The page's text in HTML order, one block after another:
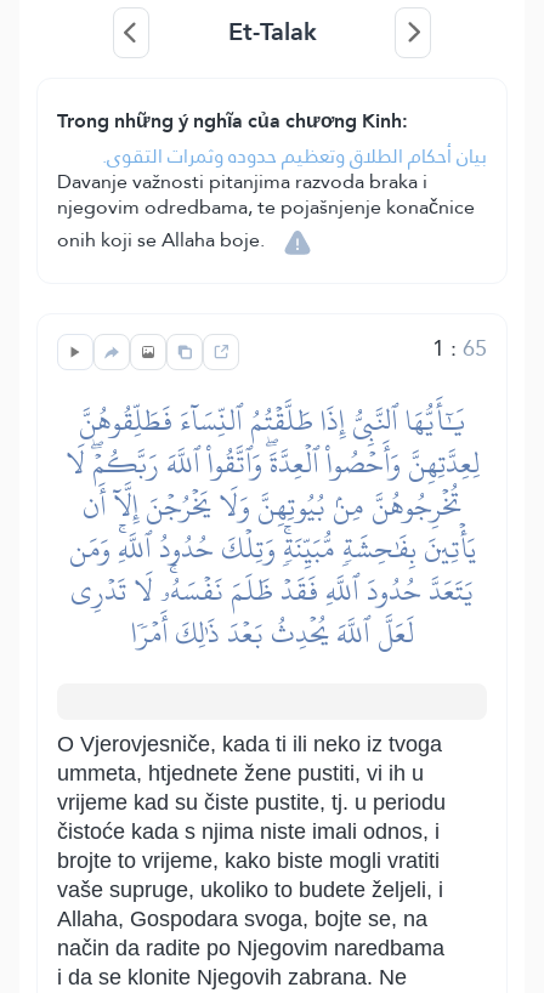
Et-Talak
Trong những ý nghĩa của chương Kinh:
بيان أحكام الطلاق وتعظيم حدوده وثمرات التقوى.
Davanje važnosti pitanjima razvoda braka i
njegovim odredbama, te pojašnjenje konačnice
onih koji se Allaha boje.
1 :65
يَٰٓأَيُّهَا ٱلنَّبِيُّ إِذَا طَلَّقۡتُمُ ٱلنِّسَآءَ فَطَلِّقُوهُنَّ
لِعِدَّتِهِنَّ وَأَحۡصُواْ ٱلۡعِدَّةَۖ وَٱتَّقُواْ ٱللَّهَ رَبَّكُمۡۖ لَا
تُخۡرِجُوهُنَّ مِنۢ بُيُوتِهِنَّ وَلَا يَخۡرُجۡنَ إِلَّآ أَن
يَأۡتِينَ بِفَٰحِشَةٖ مُّبَيِّنَةٖۚ وَتِلۡكَ حُدُودُ ٱللَّهِۚ وَمَن
يَتَعَدَّ حُدُودَ ٱللَّهِ فَقَدۡ ظَلَمَ نَفۡسَهُۥۚ لَا تَدۡرِي
لَعَلَّ ٱللَّهَ يُحۡدِثُ بَعۡدَ ذَٰلِكَ أَمۡرٗا
O Vjerovjesniče, kada ti ili neko iz tvoga
ummeta, htjednete žene pustiti, vi ih u
vrijeme kad su čiste pustite, tj. u periodu
čistoće kada s njima niste imali odnos, i
brojte to vrijeme, kako biste mogli vratiti
vaše supruge, ukoliko to budete željeli, i
Allaha, Gospodara svoga, bojte se, na
način da radite po Njegovim naredbama
i da se klonite Njegovih zabrana. Ne